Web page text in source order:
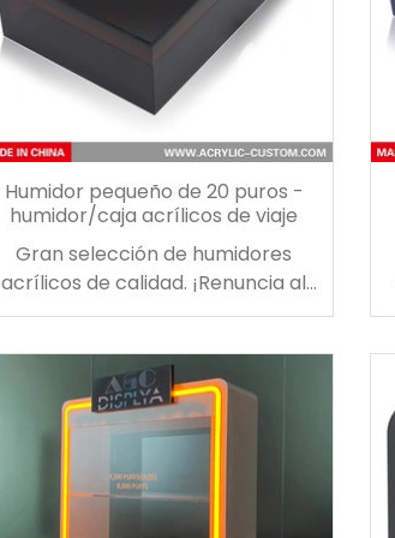
Humidor pequeño de 20 puros -
humidor/caja acrílicos de viaje
Gran selección de humidores
acrílicos de calidad. ¡Renuncia al
tradicional gabinete humidor de
humidificadora de acrílico
transparente! Este humidor está
diseñado para ser compacto y
portátil, lo que lo hace ideal tanto
para uso en escritorio como en
viajes. Tiene capacidad para